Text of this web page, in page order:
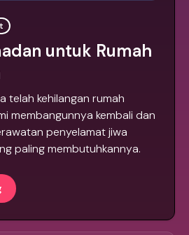
untuk Rumah
telah kehilangan rumah
membangunnya kembali dan
penyelamat jiwa
paling membutuhkannya.